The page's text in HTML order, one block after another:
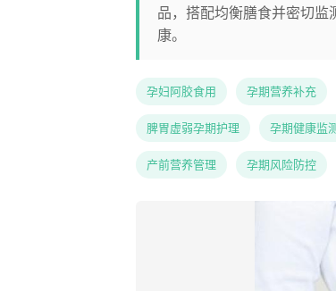
品，搭配均衡膳食并密切
康。
孕妇阿胶食用 孕期营养补充
脾胃虚弱孕期护理 孕期健康监
产前营养管理 孕期风险防控